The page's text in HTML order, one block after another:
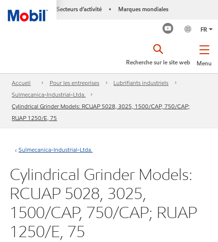
Secteurs d’activité • Marques mondiales
FR
Menu
Recherche sur le site web
Accueil Pour les entreprises
Lubrifiants industriels
Sulmecanica-Industrial-Ltda.
Cylindrical Grinder Models: RCUAP 5028, 3025, 1500/CAP, 750/CAP;
RUAP 1250/E, 75
Sulmecanica-Industrial-Ltda.
Cylindrical Grinder Models:
RCUAP 5028, 3025,
1500/CAP, 750/CAP; RUAP
1250/E, 75